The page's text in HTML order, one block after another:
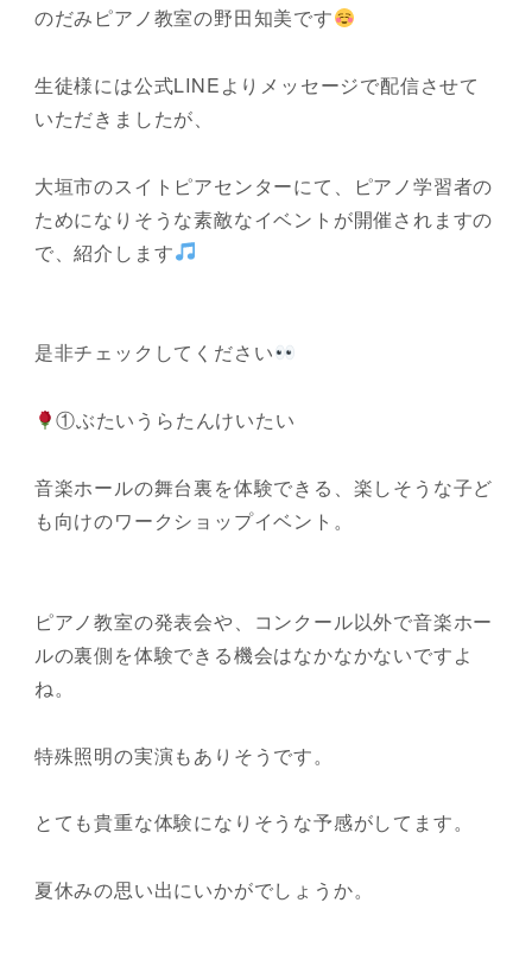
のだみピアノ教室の野田知美です
生徒様には公式LINEよりメッセージで配信させて
いただきましたが、
大垣市のスイトピアセンターにて、ピアノ学習者の
ためになりそうな素敵なイベントが開催されますの
で、紹介します
是非チェックしてください
①ぶたいうらたんけいたい
音楽ホールの舞台裏を体験できる、楽しそうな子ど
も向けのワークショップイベント。
ピアノ教室の発表会や、コンクール以外で音楽ホー
ルの裏側を体験できる機会はなかなかないですよ
ね。
特殊照明の実演もありそうです。
とても貴重な体験になりそうな予感がしてます。
夏休みの思い出にいかがでしょうか。